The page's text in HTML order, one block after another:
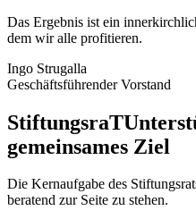
Das Ergebnis ist ein
dem wir alle profitieren.
Ingo Strugalla
Geschäftsführender Vorstand
StiftungsraT
gemeinsames Ziel
Die Kernaufgabe des
beratend zur Seite zu stehen.